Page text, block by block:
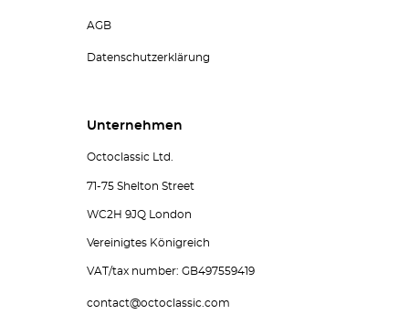
AGB
Datenschutzerklärung
Unternehmen
Octoclassic Ltd.
71-75 Shelton Street
WC2H 9JQ London
Vereinigtes Königreich
VAT/tax number: GB497559419
contact@octoclassic.com